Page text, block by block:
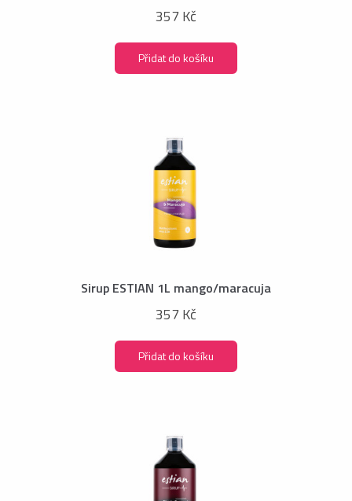
357 Kč
Přidat do košíku
Sirup ESTIAN 1L mango/maracuja
357 Kč
Přidat do košíku